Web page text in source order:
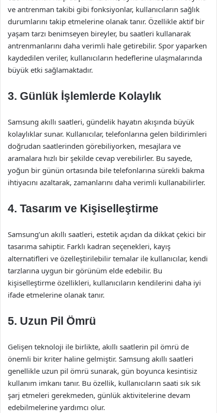
ve antrenman takibi gibi fonksiyonlar, kullanıcıların sağlık
durumlarını takip etmelerine olanak tanır. Özellikle aktif bir
yaşam tarzı benimseyen bireyler, bu saatleri kullanarak
antrenmanlarını daha verimli hale getirebilir. Spor yaparken
kaydedilen veriler, kullanıcıların hedeflerine ulaşmalarında
büyük etki sağlamaktadır.
3. Günlük İşlemlerde Kolaylık
Samsung akıllı saatleri, gündelik hayatın akışında büyük
kolaylıklar sunar. Kullanıcılar, telefonlarına gelen bildirimleri
doğrudan saatlerinden görebiliyorken, mesajlara ve
aramalara hızlı bir şekilde cevap verebilirler. Bu sayede,
yoğun bir günün ortasında bile telefonlarına sürekli bakma
ihtiyacını azaltarak, zamanlarını daha verimli kullanabilirler.
4. Tasarım ve Kişiselleştirme
Samsung’un akıllı saatleri, estetik açıdan da dikkat çekici bir
tasarıma sahiptir. Farklı kadran seçenekleri, kayış
alternatifleri ve özelleştirilebilir temalar ile kullanıcılar, kendi
tarzlarına uygun bir görünüm elde edebilir. Bu
kişiselleştirme özellikleri, kullanıcıların kendilerini daha iyi
ifade etmelerine olanak tanır.
5. Uzun Pil Ömrü
Gelişen teknoloji ile birlikte, akıllı saatlerin pil ömrü de
önemli bir kriter haline gelmiştir. Samsung akıllı saatleri
genellikle uzun pil ömrü sunarak, gün boyunca kesintisiz
kullanım imkanı tanır. Bu özellik, kullanıcıların saati sık sık
şarj etmeleri gerekmeden, günlük aktivitelerine devam
edebilmelerine yardımcı olur.